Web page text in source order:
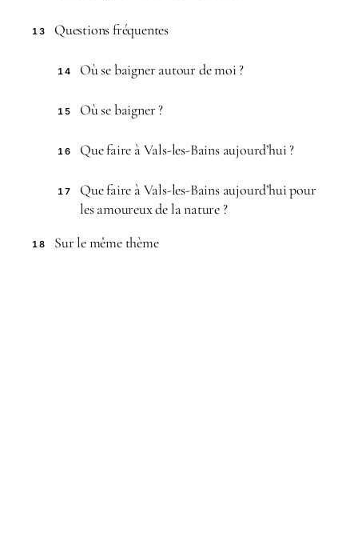
13 Questions fréquentes
14 Où se baigner autour de moi ?
15 Où se baigner ?
16 Que faire à Vals-les-Bains aujourd’hui ?
17
Que faire à Vals-les-Bains aujourd’hui pour
les amoureux de la nature ?
18 Sur le même thème